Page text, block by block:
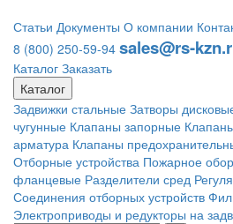
Статьи Документы О компании
8 (800) 250-59-94 sales@rs-
Каталог Заказать
Каталог
Задвижки стальные Затворы
чугунные Клапаны запорные
арматура Клапаны
Отборные устройства Пожарное
фланцевые Разделители сред
Соединения отборных устройств
Электроприводы и редукторы на